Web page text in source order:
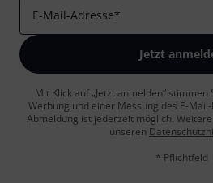
E-Mail-Adresse*
Jetzt
Mit Klick auf „Jetzt anmelden“
Werbung und einer Messung des E-
Abmeldung ist jederzeit möglich.
unseren
* Pflichtfeld